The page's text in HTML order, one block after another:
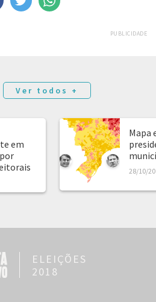
PUBLICIDADE
Ver todos +
em
Mapa
28/10/
ELEIÇÕES
2018